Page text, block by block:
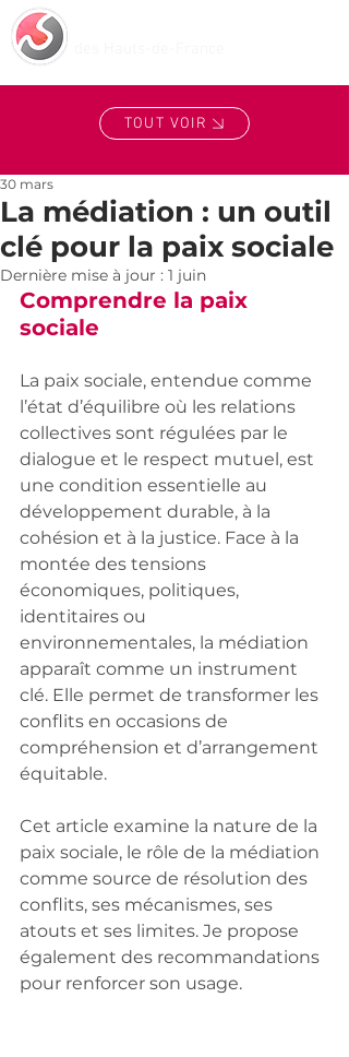
TOUT VOIR
La médiation : un outil
clé pour la paix sociale
30 mars
Dernière mise à jour : 1 juin
Comprendre la paix
sociale
La paix sociale, entendue comme
l’état d’équilibre où les relations
collectives sont régulées par le
dialogue et le respect mutuel, est
une condition essentielle au
développement durable, à la
cohésion et à la justice. Face à la
montée des tensions
économiques, politiques,
identitaires ou
environnementales, la médiation
apparaît comme un instrument
clé. Elle permet de transformer les
conflits en occasions de
compréhension et d’arrangement
équitable.
Cet article examine la nature de la
paix sociale, le rôle de la médiation
comme source de résolution des
conflits, ses mécanismes, ses
atouts et ses limites. Je propose
également des recommandations
pour renforcer son usage.